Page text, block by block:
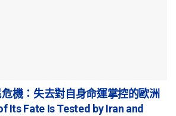
機：失去對自身命運掌控的歐洲
Its Fate Is Tested by Iran and